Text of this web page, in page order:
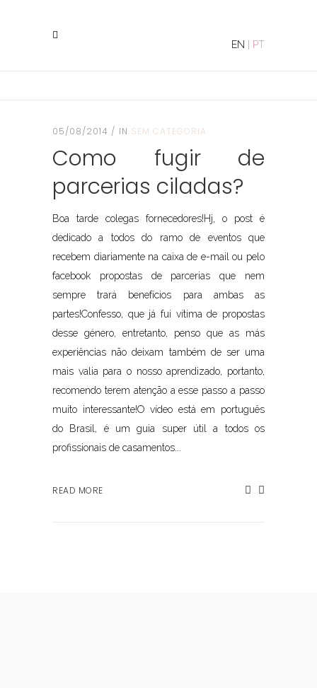
EN PT
05/08/2014 IN SEM CATEGORIA
Como fugir de
parcerias ciladas?
Boa tarde colegas fornecedores!Hj, o post é
dedicado a todos do ramo de eventos que
recebem diariamente na caixa de e-mail ou pelo
facebook propostas de parcerias que nem
sempre trará benefícios para ambas as
partes!Confesso, que já fui vítima de propostas
desse género, entretanto, penso que as más
experiências não deixam também de ser uma
mais valia para o nosso aprendizado, portanto,
recomendo terem atenção a esse passo a passo
muito interessante!O vídeo está em português
do Brasil, é um guia super útil a todos os
profissionais de casamentos...
READ MORE